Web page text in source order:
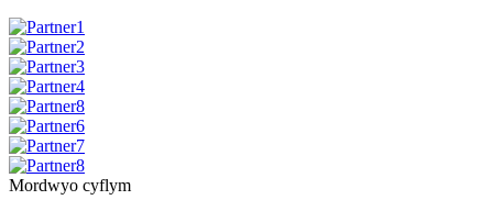
Mordwyo cyflym